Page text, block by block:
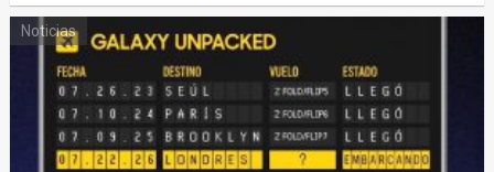
Noticias